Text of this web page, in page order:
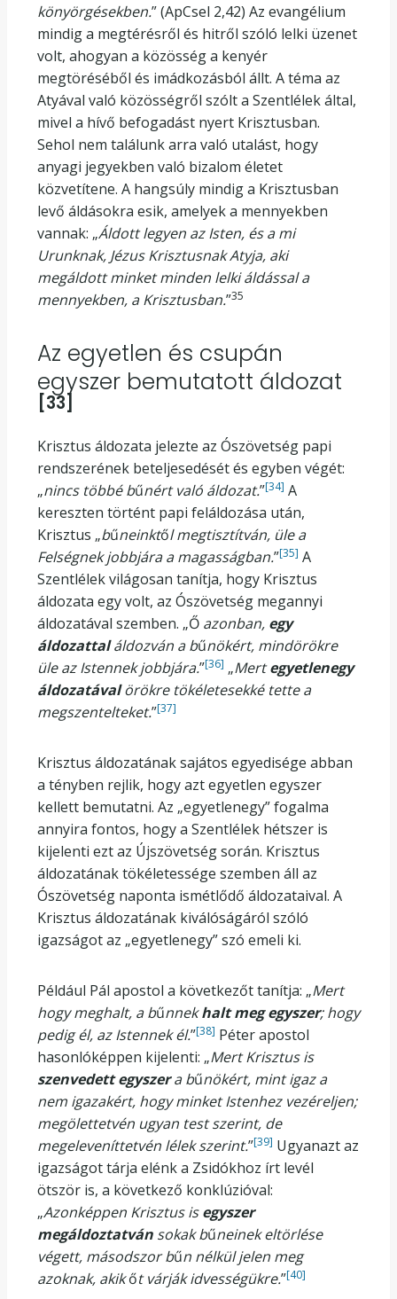
könyörgésekben.” (ApCsel 2,42) Az evangélium
mindig a megtérésről és hitről szóló lelki üzenet
volt, ahogyan a közösség a kenyér
megtöréséből és imádkozásból állt. A téma az
Atyával való közösségről szólt a Szentlélek által,
mivel a hívő befogadást nyert Krisztusban.
Sehol nem találunk arra való utalást, hogy
anyagi jegyekben való bizalom életet
közvetítene. A hangsúly mindig a Krisztusban
levő áldásokra esik, amelyek a mennyekben
vannak: „Áldott legyen az Isten, és a mi
Urunknak, Jézus Krisztusnak Atyja, aki
megáldott minket minden lelki áldással a
mennyekben, a Krisztusban.”35
Az egyetlen és csupán
egyszer bemutatott áldozat
[33]
Krisztus áldozata jelezte az Ószövetség papi
rendszerének beteljesedését és egyben végét:
„nincs többé bűnért való áldozat.”[34] A
kereszten történt papi feláldozása után,
Krisztus „bűneinktől megtisztítván, üle a
Felségnek jobbjára a magasságban.”[35] A
Szentlélek világosan tanítja, hogy Krisztus
áldozata egy volt, az Ószövetség megannyi
áldozatával szemben. „Ő azonban, egy
áldozattaláldozván a bűnökért, mindörökre
üle az Istennek jobbjára.”[36] „Mertegyetlenegy
áldozatávalörökre tökéletesekké tette a
megszentelteket.”[37]
Krisztus áldozatának sajátos egyedisége abban
a tényben rejlik, hogy azt egyetlen egyszer
kellett bemutatni. Az „egyetlenegy” fogalma
annyira fontos, hogy a Szentlélek hétszer is
kijelenti ezt az Újszövetség során. Krisztus
áldozatának tökéletessége szemben áll az
Ószövetség naponta ismétlődő áldozataival. A
Krisztus áldozatának kiválóságáról szóló
igazságot az „egyetlenegy” szó emeli ki.
Például Pál apostol a következőt tanítja: „Mert
hogy meghalt, a bűnnekhalt meg egyszer; hogy
pedig él, az Istennek él.”[38] Péter apostol
hasonlóképpen kijelenti: „Mert Krisztus is
szenvedett egyszera bűnökért, mint igaz a
nem igazakért, hogy minket Istenhez vezéreljen;
megölettetvén ugyan test szerint, de
megeleveníttetvén lélek szerint.”[39] Ugyanazt az
igazságot tárja elénk a Zsidókhoz írt levél
ötször is, a következő konklúzióval:
„Azonképpen Krisztus isegyszer
megáldoztatván sokak bűneinek eltörlése
végett, másodszor bűn nélkül jelen meg
azoknak, akikőt várják idvességükre.”[40]